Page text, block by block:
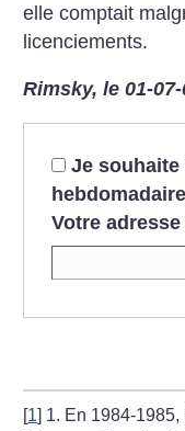
elle comptait
licenciements.
Rimsky, le 01-07-
Je
Votre adresse
[1] 1. En 1984-